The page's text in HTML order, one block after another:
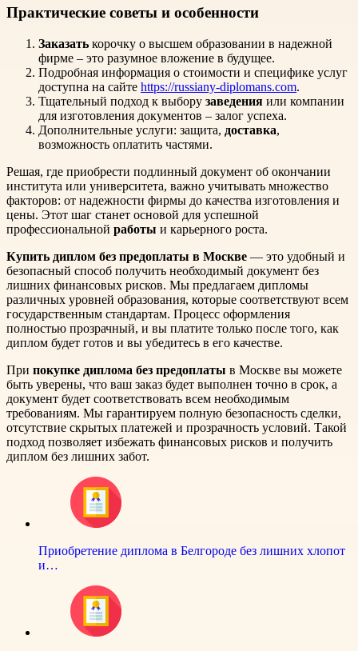
Практические советы и особенности
Заказать корочку о высшем образовании в надежной
фирме – это разумное вложение в будущее.
Подробная информация о стоимости и специфике услуг
доступна на сайте https://russiany-diplomans.com.
Тщательный подход к выбору заведения или компании
для изготовления документов – залог успеха.
Дополнительные услуги: защита, доставка,
возможность оплатить частями.
Решая, где приобрести подлинный документ об окончании
института или университета, важно учитывать множество
факторов: от надежности фирмы до качества изготовления и
цены. Этот шаг станет основой для успешной
профессиональной работы и карьерного роста.
Купить диплом без предоплаты в Москве — это удобный и
безопасный способ получить необходимый документ без
лишних финансовых рисков. Мы предлагаем дипломы
различных уровней образования, которые соответствуют всем
государственным стандартам. Процесс оформления
полностью прозрачный, и вы платите только после того, как
диплом будет готов и вы убедитесь в его качестве.
При покупке диплома без предоплаты в Москве вы можете
быть уверены, что ваш заказ будет выполнен точно в срок, а
документ будет соответствовать всем необходимым
требованиям. Мы гарантируем полную безопасность сделки,
отсутствие скрытых платежей и прозрачность условий. Такой
подход позволяет избежать финансовых рисков и получить
диплом без лишних забот.
Приобретение диплома в Белгороде без лишних хлопот
и…